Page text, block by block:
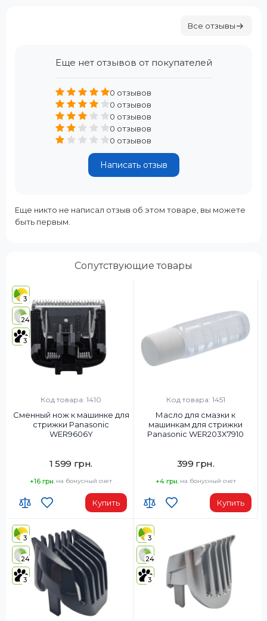
Все отзывы
Еще нет отзывов от покупателей
0 отзывов
0 отзывов
0 отзывов
0 отзывов
0 отзывов
Написать отзыв
Еще никто не написал отзыв об этом товаре, вы можете
быть первым.
Сопутствующие товары
3
24
3
Код товара: 1410
Сменный нож к машинке для
стрижки Panasonic
WER9606Y
1 599 грн.
+16 грн. на бонусный счет
Купить
Код товара: 1451
Масло для смазки к
машинкам для стрижки
Panasonic WER203X7910
399 грн.
+4 грн. на бонусный счет
Купить
3
24
3
3
24
3